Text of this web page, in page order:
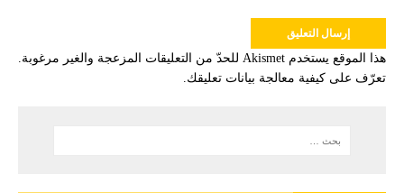
هذا الموقع يستخدم Akismet للحدّ من التعليقات المزعجة والغير مرغوبة.
تعرّف على كيفية معالجة بيانات تعليقك.